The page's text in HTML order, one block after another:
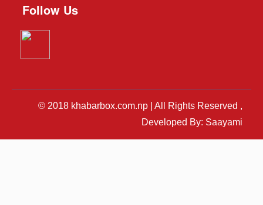
Follow Us
© 2018 khabarbox.com.np | All Rights Reserved ,
Developed By: Saayami